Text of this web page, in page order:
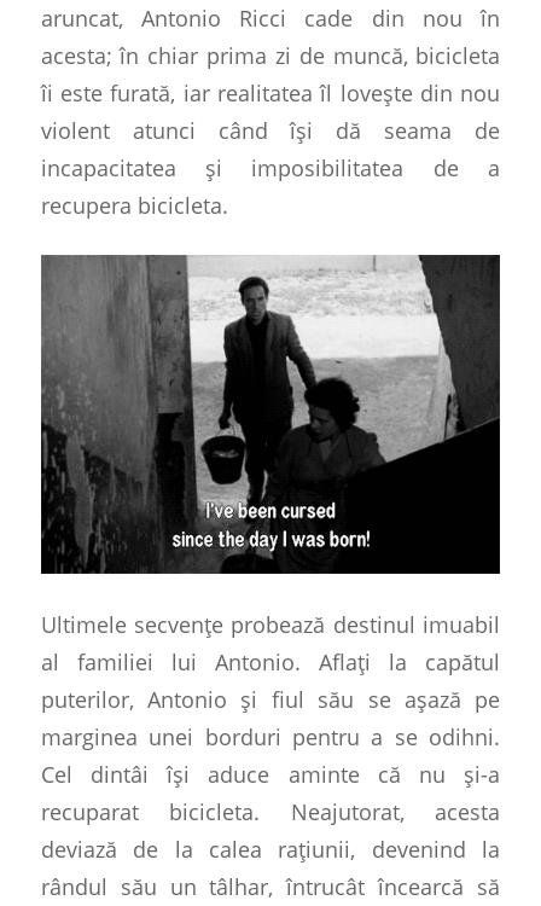
aruncat, Antonio Ricci cade din nou în
acesta; în chiar prima zi de muncă, bicicleta
îi este furată, iar realitatea îl lovește din nou
violent atunci când își dă seama de
incapacitatea și imposibilitatea de a
recupera bicicleta.
Ultimele secvențe probează destinul imuabil
al familiei lui Antonio. Aflați la capătul
puterilor, Antonio și fiul său se așază pe
marginea unei borduri pentru a se odihni.
Cel dintâi își aduce aminte că nu și-a
recuparat bicicleta. Neajutorat, acesta
deviază de la calea rațiunii, devenind la
rândul său un tâlhar, întrucât încearcă să